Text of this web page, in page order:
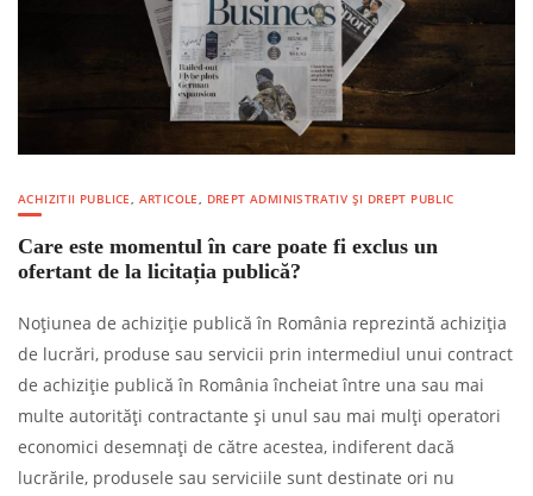
ACHIZITII PUBLICE, ARTICOLE, DREPT ADMINISTRATIV ȘI DREPT PUBLIC
Care este momentul în care poate fi exclus un
ofertant de la licitația publică?
Noțiunea de achiziție publică în România reprezintă achiziția
de lucrări, produse sau servicii prin intermediul unui contract
de achiziție publică în România încheiat între una sau mai
multe autorități contractante și unul sau mai mulți operatori
economici desemnați de către acestea, indiferent dacă
lucrările, produsele sau serviciile sunt destinate ori nu